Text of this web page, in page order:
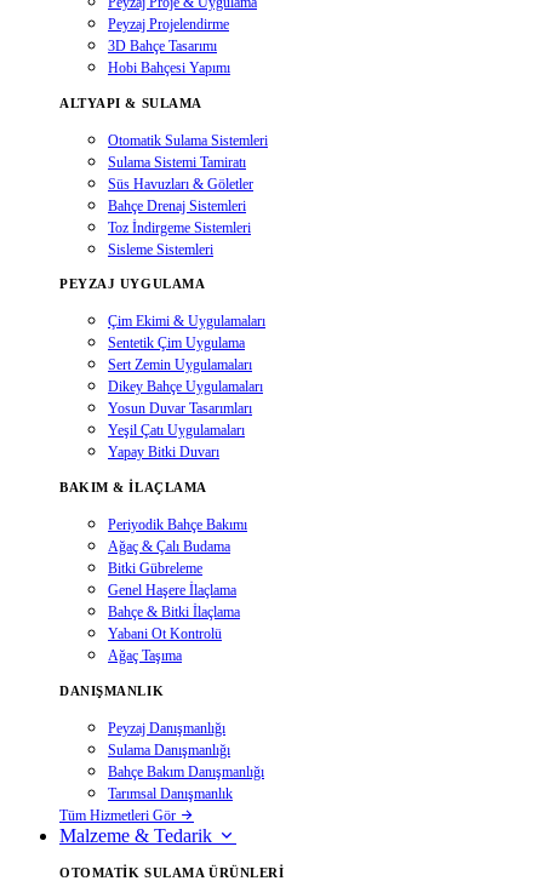
Peyzaj Projelendirme
3D Bahçe Tasarımı
Hobi Bahçesi Yapımı
ALTYAPI & SULAMA
Otomatik Sulama Sistemleri
Sulama Sistemi Tamiratı
Süs Havuzları & Göletler
Bahçe Drenaj Sistemleri
Toz İndirgeme Sistemleri
Sisleme Sistemleri
PEYZAJ UYGULAMA
Çim Ekimi & Uygulamaları
Sentetik Çim Uygulama
Sert Zemin Uygulamaları
Dikey Bahçe Uygulamaları
Yosun Duvar Tasarımları
Yeşil Çatı Uygulamaları
Yapay Bitki Duvarı
BAKIM & İLAÇLAMA
Periyodik Bahçe Bakımı
Ağaç & Çalı Budama
Bitki Gübreleme
Genel Haşere İlaçlama
Bahçe & Bitki İlaçlama
Yabani Ot Kontrolü
Ağaç Taşıma
DANIŞMANLIK
Peyzaj Danışmanlığı
Sulama Danışmanlığı
Bahçe Bakım Danışmanlığı
Tarımsal Danışmanlık
Tüm Hizmetleri Gör
Malzeme & Tedarik
OTOMATIK SULAMA ÜRÜNLERI